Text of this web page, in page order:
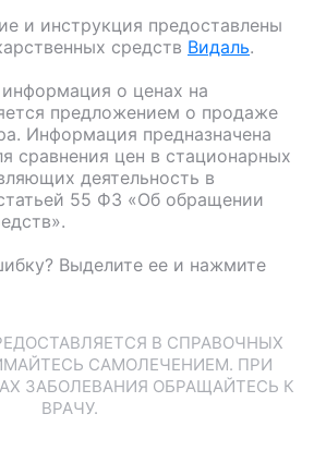
и инструкция предоставлены
средств Видаль.
о ценах на
предложением о продаже
Информация предназначена
сравнения цен в стационарных
деятельность в
55 ФЗ «Об обращении
Выделите ее и нажмите
В СПРАВОЧНЫХ
САМОЛЕЧЕНИЕМ. ПРИ
ЗАБОЛЕВАНИЯ ОБРАЩАЙТЕСЬ К
ВРАЧУ.